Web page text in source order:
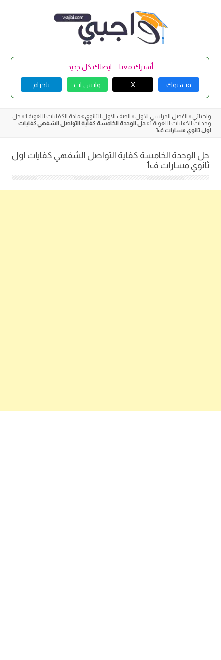
أشترك معنا ... ليصلك كل جديد
فيسبوك X واتس اب تلجرام
واجباتي » الفصل الدراسي الاول » الصف الاول الثانوي »مادة الكفايات اللغوية 1 » حل
وحدات الكفايات اللغوية 1
» حل الوحدة الخامسة كفاية التواصل الشفهي كفايات
اول ثانوي مسارات ف1
حل الوحدة الخامسة كفاية التواصل الشفهي كفايات اول
ثانوي مسارات ف1